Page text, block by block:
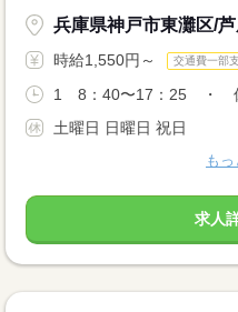
兵庫県神戸市東灘区/芦
時給1,550円～ 交通費一部
1 8：40〜17：25 ・
土曜日 日曜日 祝日
も
求人